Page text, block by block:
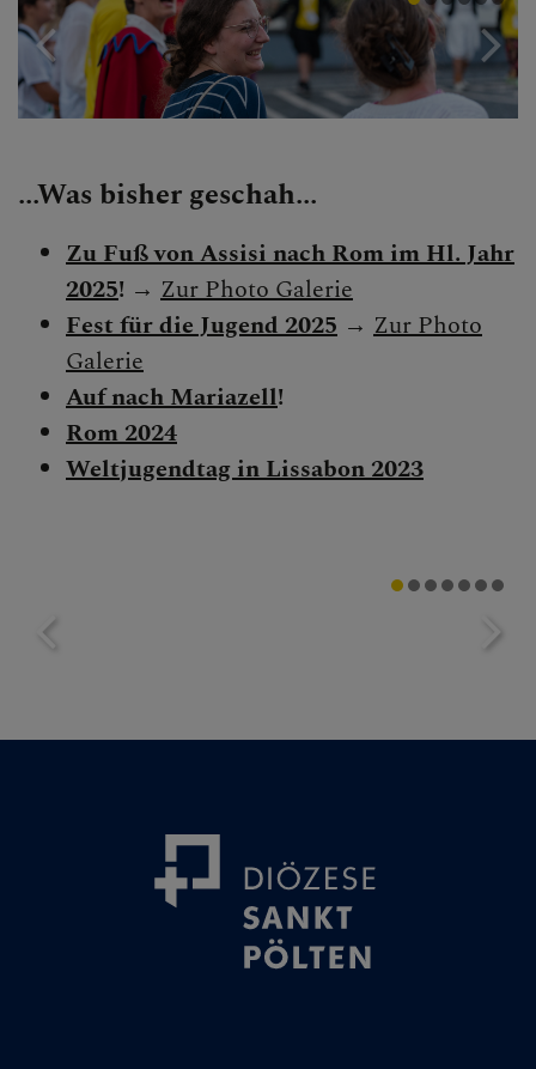
...Was bisher geschah...
Zu Fuß von Assisi nach Rom im Hl. Jahr
2025! → Zur Photo Galerie
Fest für die Jugend 2025 → Zur Photo
Galerie
Auf nach Mariazell!
Rom 2024
Weltjugendtag in Lissabon 2023